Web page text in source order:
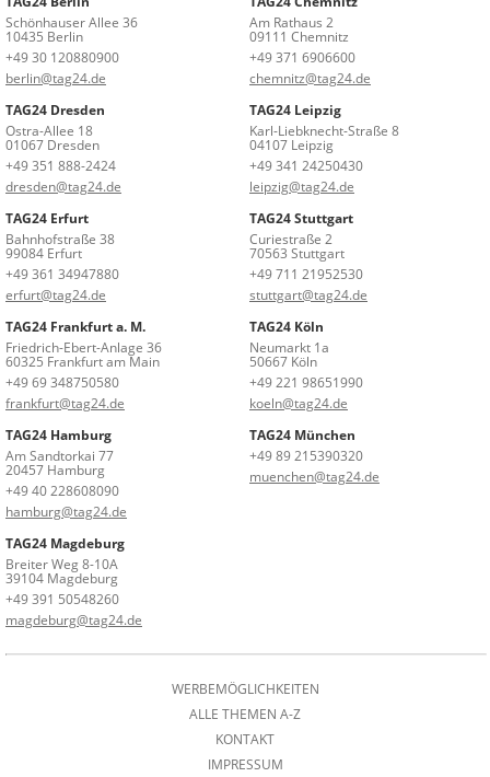
Schönhauser Allee 36
10435 Berlin
+49 30 120880900
berlin@tag24.de
Am Rathaus 2
09111 Chemnitz
+49 371 6906600
chemnitz@tag24.de
TAG24 Dresden
Ostra-Allee 18
01067 Dresden
+49 351 888-2424
dresden@tag24.de
TAG24 Leipzig
Karl-Liebknecht-Straße 8
04107 Leipzig
+49 341 24250430
leipzig@tag24.de
TAG24 Erfurt
Bahnhofstraße 38
99084 Erfurt
+49 361 34947880
erfurt@tag24.de
TAG24 Stuttgart
Curiestraße 2
70563 Stuttgart
+49 711 21952530
stuttgart@tag24.de
TAG24 Frankfurt a. M.
Friedrich-Ebert-Anlage 36
60325 Frankfurt am Main
+49 69 348750580
frankfurt@tag24.de
TAG24 Köln
Neumarkt 1a
50667 Köln
+49 221 98651990
koeln@tag24.de
TAG24 Hamburg
Am Sandtorkai 77
20457 Hamburg
+49 40 228608090
hamburg@tag24.de
TAG24 München
+49 89 215390320
muenchen@tag24.de
TAG24 Magdeburg
Breiter Weg 8-10A
39104 Magdeburg
+49 391 50548260
magdeburg@tag24.de
WERBEMÖGLICHKEITEN
ALLE THEMEN A-Z
KONTAKT
IMPRESSUM